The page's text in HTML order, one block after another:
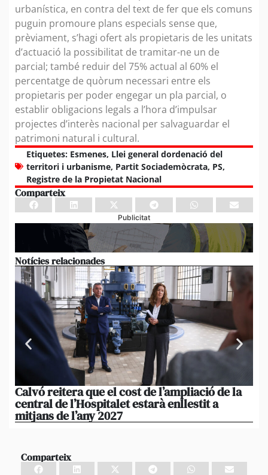
urbanística, en contra del text de fer que els comuns
puguin promoure plans especials sense que,
prèviament, s’hagi ofert als propietaris de les unitats
d’actuació la possibilitat de tramitar-ne un de
parcial; també reduir del 75% actual al 60% el
percentatge de quòrum necessari entre els
propietaris per poder engegar un pla parcial, o
establir obligacions legals a l’hora d’impulsar
projectes d’interès nacional per salvaguardar el
patrimoni natural i cultural.
Etiquetes: Esmenes, Llei general dordenació del
territori i urbanisme, Partit Sociademòcrata, PS,
Registre de la Propietat Nacional
Comparteix
Publicitat
Notícies relacionades
Calvó reitera que el cost de l’ampliació de la
central de l’Hospitalet estarà enllestit a
mitjans de l’any 2027
Comparteix